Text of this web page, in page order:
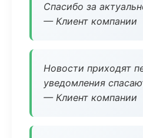
Спасибо за
— Клиент компании
Новости приходят
уведомления
— Клиент компании